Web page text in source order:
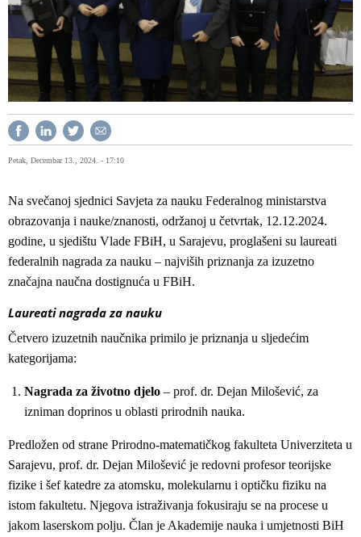
Petak, Decembar 13., 2024. - 17:10
Na svečanoj sjednici Savjeta za nauku Federalnog ministarstva
obrazovanja i nauke/znanosti, održanoj u četvrtak, 12.12.2024.
godine, u sjedištu Vlade FBiH, u Sarajevu, proglašeni su laureati
federalnih nagrada za nauku – najviših priznanja za izuzetno
značajna naučna dostignuća u FBiH.
Laureati nagrada za nauku
Četvero izuzetnih naučnika primilo je priznanja u sljedećim
kategorijama:
Nagrada za životno djelo – prof. dr. Dejan Milošević, za
izniman doprinos u oblasti prirodnih nauka.
Predložen od strane Prirodno-matematičkog fakulteta Univerziteta u
Sarajevu, prof. dr. Dejan Milošević je redovni profesor teorijske
fizike i šef katedre za atomsku, molekularnu i optičku fiziku na
istom fakultetu. Njegova istraživanja fokusiraju se na procese u
jakom laserskom polju. Član je Akademije nauka i umjetnosti BiH